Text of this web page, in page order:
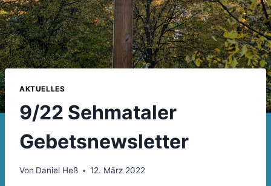
AKTUELLES
9/22 Sehmataler
Gebetsnewsletter
Von Daniel Heß 12. März 2022